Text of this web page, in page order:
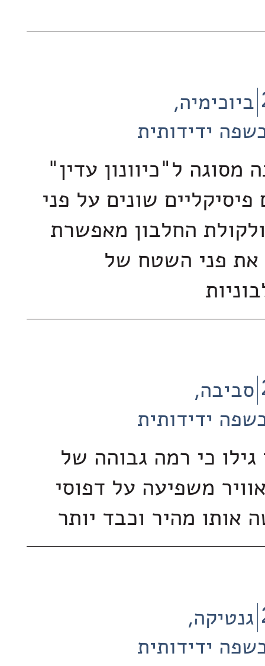
ביוכימיה
ידידותית
מסוגה ל"כיוונון עדין"
פיסיקליים שונים על פני
החלבון מאפשרת
פני השטח של
סביבה
ידידותית
גילו כי רמה גבוהה של
משפיעה על דפוסי
אותו מהיר וכבד יותר
גנטיקה
ידידותית